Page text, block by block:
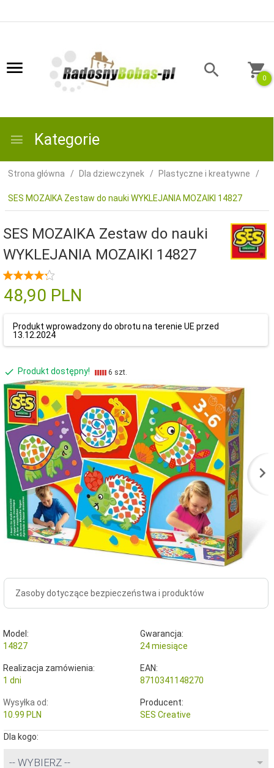
0
Kategorie
Strona główna Dla dziewczynek Plastyczne i kreatywne
SES MOZAIKA Zestaw do nauki WYKLEJANIA MOZAIKI 14827
SES MOZAIKA Zestaw do nauki
WYKLEJANIA MOZAIKI 14827
48,90 PLN
Produkt wprowadzony do obrotu na terenie UE przed
13.12.2024
Produkt dostępny! 6 szt.
Zasoby dotyczące bezpieczeństwa i produktów
Model:
14827
Gwarancja:
24 miesiące
Realizacja zamówienia:
1 dni
EAN:
8710341148270
Wysyłka od:
10.99 PLN
Producent:
SES Creative
Dla kogo:
-- WYBIERZ --